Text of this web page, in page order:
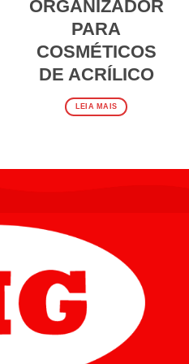
ORGANIZADOR
PARA
COSMÉTICOS
DE ACRÍLICO
LEIA MAIS